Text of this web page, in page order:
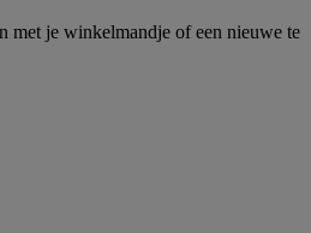
met je winkelmandje of een nieuwe te